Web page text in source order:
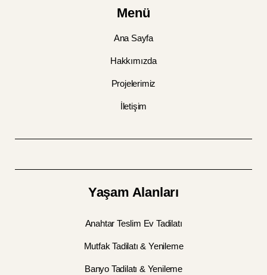
Menü
Ana Sayfa
Hakkımızda
Projelerimiz
İletişim
Yaşam Alanları
Anahtar Teslim Ev Tadilatı
Mutfak Tadilatı & Yenileme
Banyo Tadilatı & Yenileme